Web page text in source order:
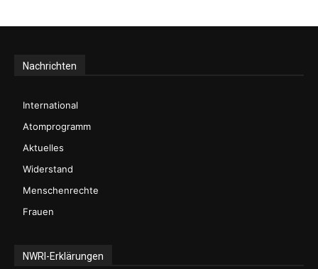
Nachrichten
International
Atomprogramm
Aktuelles
Widerstand
Menschenrechte
Frauen
NWRI-Erklärungen